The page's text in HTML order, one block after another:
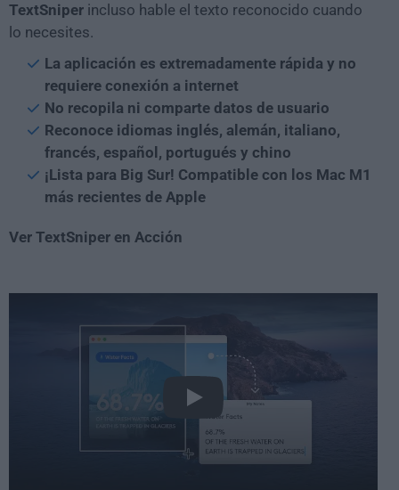
TextSniper incluso hable el texto reconocido cuando
lo necesites.
La aplicación es extremadamente rápida y no
requiere conexión a internet
No recopila ni comparte datos de usuario
Reconoce idiomas inglés, alemán, italiano,
francés, español, portugués y chino
¡Lista para Big Sur! Compatible con los Mac M1
más recientes de Apple
Ver TextSniper en Acción
Play